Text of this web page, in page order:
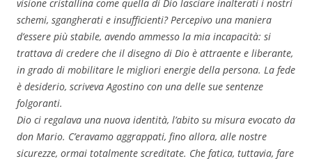
visione cristallina come quella di Dio lasciare inalterati i nostri
schemi, sgangherati e insufficienti? Percepivo una maniera
d’essere più stabile, avendo ammesso la mia incapacità: si
trattava di credere che il disegno di Dio è attraente e liberante,
in grado di mobilitare le migliori energie della persona. La fede
è desiderio, scriveva Agostino con una delle sue sentenze
folgoranti.
Dio ci regalava una nuova identità, l’abito su misura evocato da
don Mario. C’eravamo aggrappati, fino allora, alle nostre
sicurezze, ormai totalmente screditate. Che fatica, tuttavia, fare